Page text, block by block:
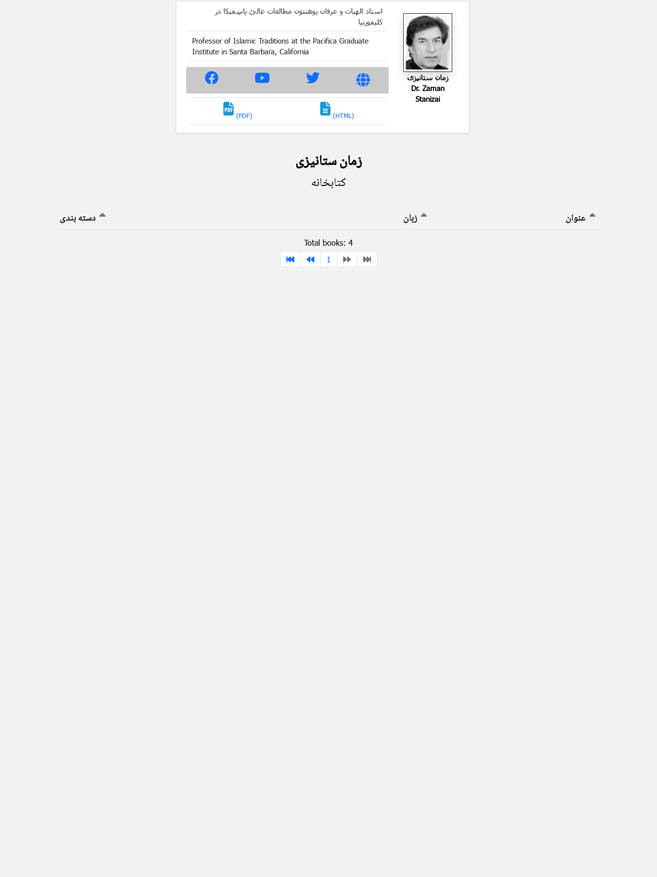
استاد الهیات و عرفان پوهنتون مطالعات عالئ پاسِفیکا در
کلیفورنیا
Professor of Islamic Traditions at the Pacifica Graduate
Institute in Santa Barbara, California
(PDF) (HTML)
زمان ستانیزی
Dr. Zaman
Stanizai
زمان ستانیزی
کتابخانه
عنوان زبان دسته بندی
Total books: 4
1